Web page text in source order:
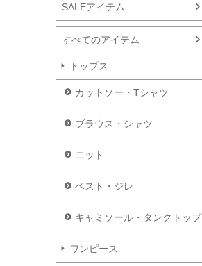
SALEアイテム
すべてのアイテム
トップス
カットソー・Tシャツ
ブラウス・シャツ
ニット
ベスト・ジレ
キャミソール・タンクトップ
ワンピース